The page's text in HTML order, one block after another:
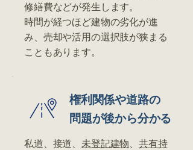
修繕費などが発生します。
時間が経つほど建物の劣化が進
み、売却や活用の選択肢が狭まる
こともあります。
権利関係や道路の
問題が後から分かる
私道、接道、未登記建物、共有持